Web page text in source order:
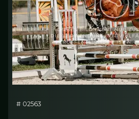
# 02563